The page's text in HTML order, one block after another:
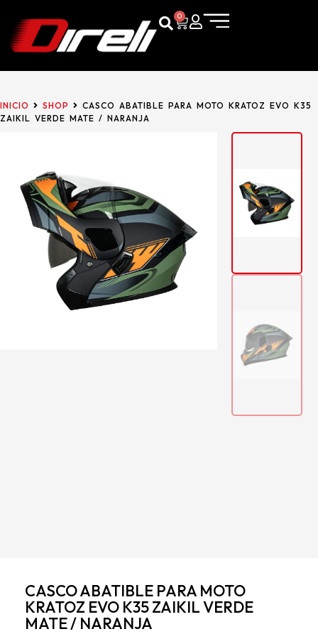
0
INICIO SHOP
CASCO ABATIBLE PARA MOTO KRATOZ EVO K35
ZAIKIL VERDE MATE / NARANJA
CASCO ABATIBLE PARA MOTO
KRATOZ EVO K35 ZAIKIL VERDE
MATE / NARANJA